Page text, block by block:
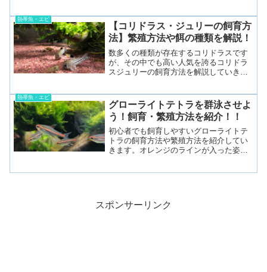
や餌の食べ残し、ソイルや肥料等から出
る栄養素が原因で発生...
熱帯魚・エビ
【コリドラス・ジュリーの飼育方
法】繁殖方法や餌の種類を解説！
数多くの種類が存在するコリドラスです
が、その中でも高い人気を誇るコリドラ
スジュリーの飼育方法を解説していきま
南米アマゾン川の下流に生息するナマズ
の仲間で...
熱帯魚・エビ
グローライトテトラを群泳させよ
う！飼育・繁殖方法を紹介！！
初心者でも飼育しやすいグローライトテ
トラの飼育方法や繁殖方法を紹介してい
きます。オレンジのラインが入った姿は
スポンサーリンク